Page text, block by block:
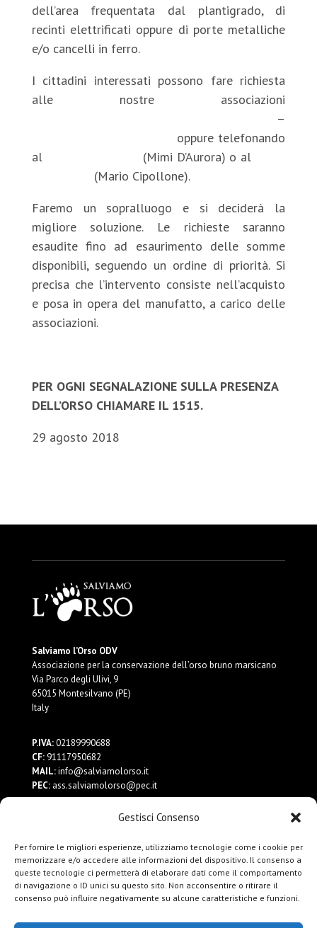
Gestisci Consenso
Per fornire le migliori esperienze, utilizziamo tecnologie come i cookie per
memorizzare e/o accedere alle informazioni del dispositivo. Il consenso a
queste tecnologie ci permetterà di elaborare dati come il comportamento
di navigazione o ID unici su questo sito. Non acconsentire o ritirare il
consenso può influire negativamente su alcune caratteristiche e funzioni.
dell’area frequentata dal plantigrado, di
recinti elettrificati oppure di porte metalliche
e/o cancelli in ferro.
I cittadini interessati possono fare richiesta
alle nostre associazioni
–
oppure telefonando
al
(Mimi D’Aurora) o al
(Mario Cipollone).
Faremo un sopralluogo e si deciderà la
migliore soluzione. Le richieste saranno
esaudite fino ad esaurimento delle somme
disponibili, seguendo un ordine di priorità. Si
precisa che l’intervento consiste nell’acquisto
e posa in opera del manufatto, a carico delle
associazioni.
PER OGNI SEGNALAZIONE SULLA PRESENZA
DELL’ORSO CHIAMARE IL 1515.
29 agosto 2018
Salviamo l’Orso ODV
Associazione per la conservazione dell’orso bruno marsicano
Via Parco degli Ulivi, 9
65015 Montesilvano (PE)
Italy
P.IVA:02189990688
CF:91117950682
MAIL:info@salviamolorso.it
PEC:ass.salviamolorso@pec.it
Privacy Policy